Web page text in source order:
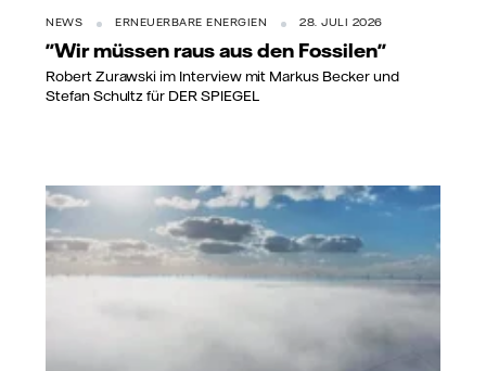
NEWS ERNEUERBARE ENERGIEN 28. JULI 2026
"Wir müssen raus aus den Fossilen"
Robert Zurawski im Interview mit Markus Becker und
Stefan Schultz für DER SPIEGEL